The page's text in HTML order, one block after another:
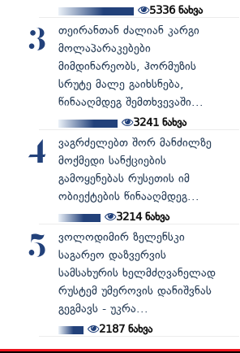
5336ნახვა
3
თეირანთან ძალიან კარგი
მოლაპარაკებები
მიმდინარეობს, ჰორმუზის
სრუტე მალე გაიხსნება,
წინააღმდეგ შემთხვევაში...
3241ნახვა
4
ვაგრძელებთ შორ მანძილზე
მოქმედი სანქციების
გამოყენებას რუსეთის იმ
ობიექტების წინააღმდეგ...
3214ნახვა
5
ვოლოდიმირ ზელენსკი
საგარეო დაზვერვის
სამსახურის ხელმძღვანელად
რუსტემ უმეროვის დანიშვნას
გეგმავს - უკრა...
2187 ნახვა